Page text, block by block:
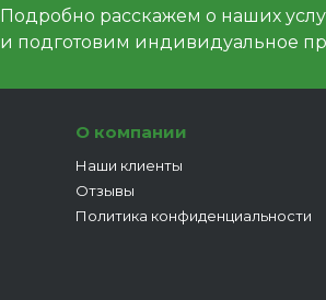
Подробно расскажем о наших
и подготовим индивидуальное
О компании
Наши клиенты
Отзывы
Политика конфиденциальности